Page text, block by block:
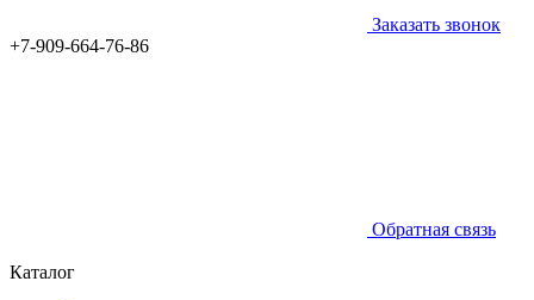
Заказать звонок
+7-909-664-76-86
Обратная связь
Каталог